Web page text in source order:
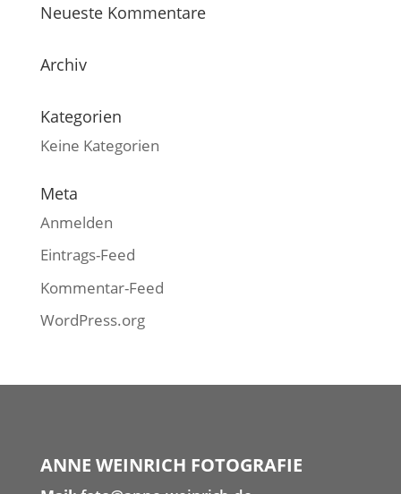
Neueste Kommentare
Archiv
Kategorien
Keine Kategorien
Meta
Anmelden
Eintrags-Feed
Kommentar-Feed
WordPress.org
ANNE WEINRICH FOTOGRAFIE